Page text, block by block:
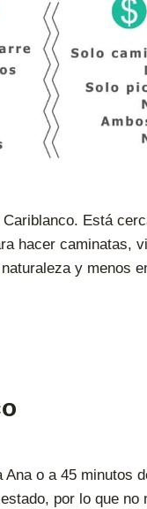
Está
hacer caminatas,
y menos
o a 45
por lo que no